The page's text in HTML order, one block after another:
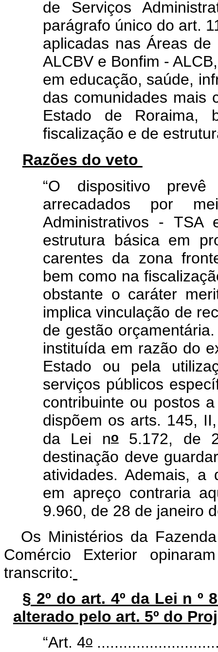
de Serviços
parágrafo único do art.
aplicadas nas Áreas
ALCBV e Bonfim -
em educação, saúde,
das comunidades mais
Estado de Roraima,
fiscalização e de
Razões do veto
“O dispositivo
arrecadados por
Administrativos - TSA
estrutura básica em
carentes da zona
bem como na
obstante o caráter
implica vinculação de
de gestão
instituída em razão do
Estado ou pela
serviços públicos
contribuinte ou postos
dispõem os arts. 145,
da Lei no5.172, de
destinação deve
atividades. Ademais,
em apreço contraria
9.960, de 28 de janeiro
Os Ministérios da
Comércio Exterior
transcrito:
§ 2º do art. 4º da Lei n º
alterado pelo art. 5º do
“Art. 4o